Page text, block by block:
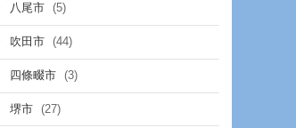
八尾市 (5)
吹田市 (44)
四條畷市 (3)
堺市 (27)